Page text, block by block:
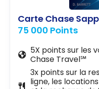
Carte Chase
75 000 Points
5X points sur les
Chase Travel℠
3x points sur la
ligne, les